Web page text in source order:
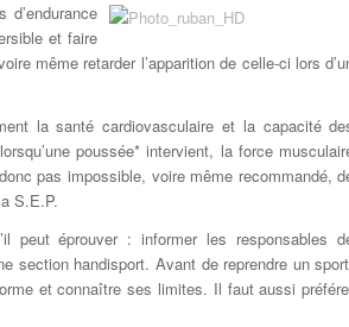
et faire
même retarder l’apparition de celle-ci lors
la santé cardiovasculaire et la capacité
poussée* intervient, la force
pas impossible, voire même recommandé,
S.E.P.
peut éprouver : informer les responsables
section handisport. Avant de reprendre un
et connaître ses limites. Il faut aussi